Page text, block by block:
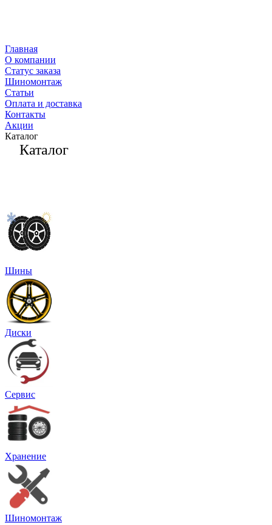
Главная
О компании
Статус заказа
Шиномонтаж
Статьи
Оплата и доставка
Контакты
Акции
Каталог
Каталог
Шины
Диски
Сервис
Хранение
Шиномонтаж